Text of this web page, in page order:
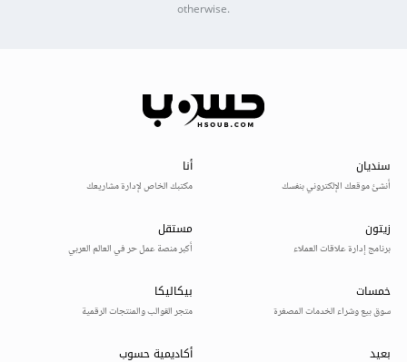
otherwise.